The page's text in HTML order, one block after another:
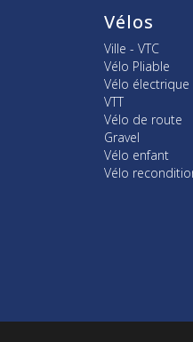
Vélos
Ville - VTC
Vélo Pliable
Vélo électrique
VTT
Vélo de route
Gravel
Vélo enfant
Vélo